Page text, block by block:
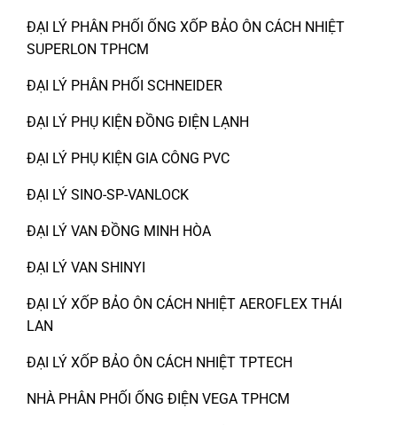
ĐẠI LÝ PHÂN PHỐI ỐNG XỐP BẢO ÔN CÁCH NHIỆT
SUPERLON TPHCM
ĐẠI LÝ PHÂN PHỐI SCHNEIDER
ĐẠI LÝ PHỤ KIỆN ĐỒNG ĐIỆN LẠNH
ĐẠI LÝ PHỤ KIỆN GIA CÔNG PVC
ĐẠI LÝ SINO-SP-VANLOCK
ĐẠI LÝ VAN ĐỒNG MINH HÒA
ĐẠI LÝ VAN SHINYI
ĐẠI LÝ XỐP BẢO ÔN CÁCH NHIỆT AEROFLEX THÁI
LAN
ĐẠI LÝ XỐP BẢO ÔN CÁCH NHIỆT TPTECH
NHÀ PHÂN PHỐI ỐNG ĐIỆN VEGA TPHCM